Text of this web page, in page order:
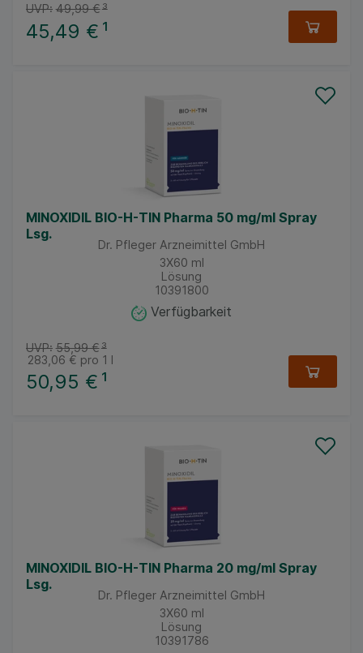
45,49 € ¹
UVP: 49,99 €³
MINOXIDIL BIO-H-TIN Pharma 50 mg/ml Spray
Lsg.
Dr. Pfleger Arzneimittel GmbH
3X60 ml
Lösung
10391800
Verfügbarkeit
50,95 € ¹
UVP: 55,99 €³
283,06 € pro 1 l
MINOXIDIL BIO-H-TIN Pharma 20 mg/ml Spray
Lsg.
Dr. Pfleger Arzneimittel GmbH
3X60 ml
Lösung
10391786